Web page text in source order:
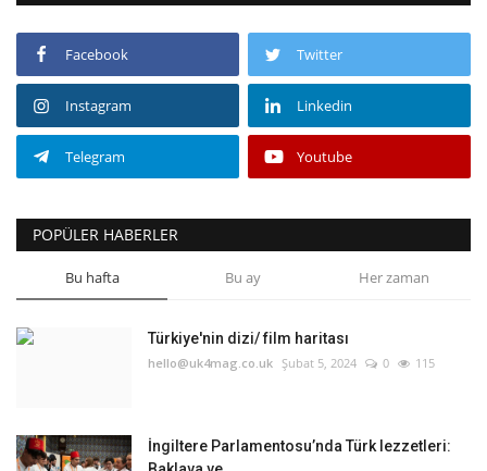
Facebook Twitter
Instagram Linkedin
Telegram Youtube
POPÜLER HABERLER
Bu hafta Bu ay Her zaman
Türkiye'nin dizi/ film haritası
hello@uk4mag.co.uk Şubat 5, 2024 0 115
İngiltere Parlamentosu’nda Türk lezzetleri: